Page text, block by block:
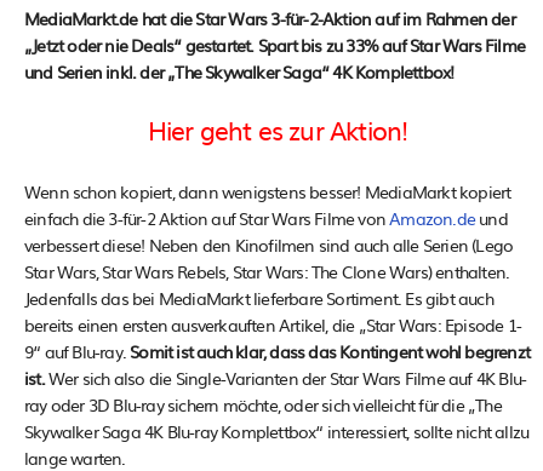
MediaMarkt.de hat die Star Wars 3-für-2-Aktion auf im Rahmen der
„Jetzt oder nie Deals“ gestartet. Spart bis zu 33% auf Star Wars Filme
und Serien inkl. der „The Skywalker Saga“ 4K Komplettbox!
Hier geht es zur Aktion!
Wenn schon kopiert, dann wenigstens besser! MediaMarkt kopiert
einfach die 3-für-2 Aktion auf Star Wars Filme vonAmazon.deund
verbessert diese! Neben den Kinofilmen sind auch alle Serien (Lego
Star Wars, Star Wars Rebels, Star Wars: The Clone Wars) enthalten.
Jedenfalls das bei MediaMarkt lieferbare Sortiment. Es gibt auch
bereits einen ersten ausverkauften Artikel, die „Star Wars: Episode 1-
9“ auf Blu-ray. Somit ist auch klar, dass das Kontingent wohl begrenzt
ist.Wer sich also die Single-Varianten der Star Wars Filme auf 4K Blu-
ray oder 3D Blu-ray sichern möchte, oder sich vielleicht für die „The
Skywalker Saga 4K Blu-ray Komplettbox“ interessiert, sollte nicht allzu
lange warten.